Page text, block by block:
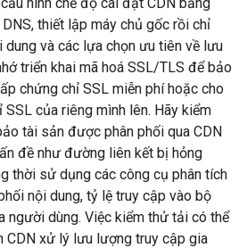
thiết lập máy chủ gốc rồi chỉ
dung và các lựa chọn ưu tiên về lưu
triển khai mã hoá SSL/TLS để bảo
chứng chỉ SSL miễn phí hoặc cho
của riêng mình lên. Hãy kiểm
tài sản được phân phối qua CDN
đề như đường liên kết bị hỏng
thời sử dụng các công cụ phân tích
nội dung, tỷ lệ truy cập vào bộ
người dùng. Việc kiểm thử tải có thể
CDN xử lý lưu lượng truy cập gia